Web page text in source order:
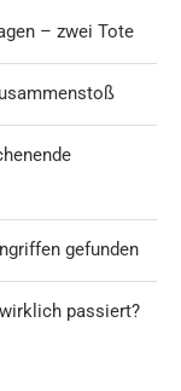
– zwei Tote
gefunden
passiert?